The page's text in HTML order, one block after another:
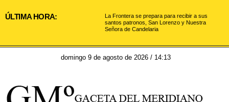
ÚLTIMA HORA:
La Frontera se prepara para recibir a sus
santos patronos, San Lorenzo y Nuestra
Señora de Candelaria
domingo 9 de agosto de 2026 / 14:13